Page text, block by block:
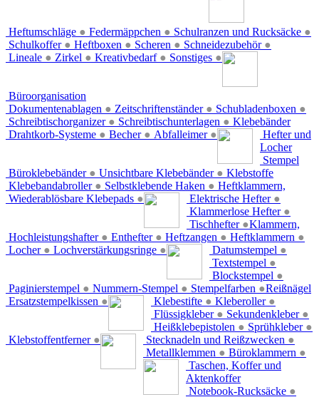
Heftumschläge ● Federmäppchen ● Schulranzen und Rucksäcke ●
Schulkoffer ● Heftboxen ● Scheren ● Schneidezubehör ●
Lineale ● Zirkel ● Kreativbedarf ● Sonstiges ●
Büroorganisation
Dokumentenablagen ● Zeitschriftenständer ● Schubladenboxen ●
Schreibtischorganizer ● Schreibtischunterlagen ●
Drahtkorb-Systeme ● Becher ● Abfalleimer ●
Klebebänder
Büroklebebänder ● Unsichtbare Klebebänder ●
Klebebandabroller ● Selbstklebende Haken ●
Wiederablösbare Klebepads ●
Hefter und
Locher
Elektrische Hefter ●
Klammerlose Hefter ●
Tischhefter ●
Hochleistungshafter ● Enthefter ● Heftzangen ● Heftklammern ●
Locher ● Lochverstärkungsringe ●
Stempel
Datumstempel ●
Textstempel ●
Blockstempel ●
Paginierstempel ● Nummern-Stempel ● Stempelfarben ●
Ersatzstempelkissen ●
Klebstoffe
Klebestifte ● Kleberoller ●
Flüssigkleber ● Sekundenkleber ●
Heißklebepistolen ● Sprühkleber ●
Klebstoffentferner ●
Heftklammern,
Klammern,
Reißnägel
Stecknadeln und Reißzwecken ●
Metallklemmen ● Büroklammern ●
Taschen, Koffer und
Aktenkoffer
Notebook-Rucksäcke ●